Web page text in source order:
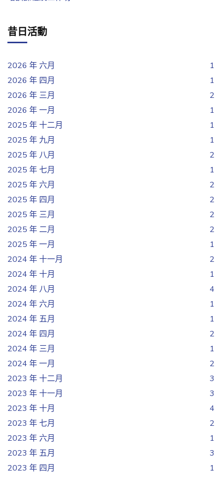
昔日活動
2026 年 六月
1
2026 年 四月
1
2026 年 三月
2
2026 年 一月
1
2025 年 十二月
1
2025 年 九月
1
2025 年 八月
2
2025 年 七月
1
2025 年 六月
2
2025 年 四月
2
2025 年 三月
2
2025 年 二月
2
2025 年 一月
1
2024 年 十一月
2
2024 年 十月
1
2024 年 八月
4
2024 年 六月
1
2024 年 五月
1
2024 年 四月
2
2024 年 三月
1
2024 年 一月
2
2023 年 十二月
3
2023 年 十一月
3
2023 年 十月
4
2023 年 七月
2
2023 年 六月
1
2023 年 五月
3
2023 年 四月
1